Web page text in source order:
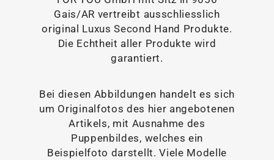
Gais/AR vertreibt ausschliesslich
original Luxus Second Hand Produkte.
Die Echtheit aller Produkte wird
garantiert.
Bei diesen Abbildungen handelt es sich
um Originalfotos des hier angebotenen
Artikels, mit Ausnahme des
Puppenbildes, welches ein
Beispielfoto darstellt. Viele Modelle